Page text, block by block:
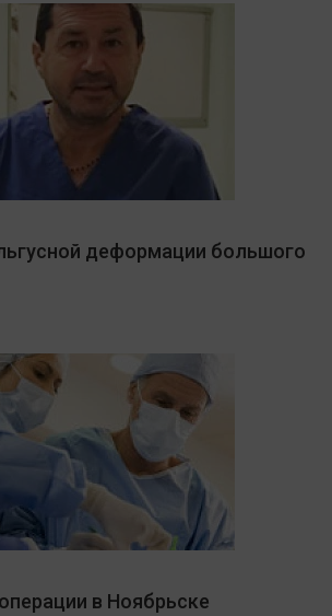
деформации большого
в Ноябрьске